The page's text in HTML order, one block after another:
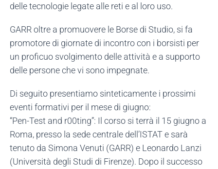
delle tecnologie legate alle reti e al loro uso.
GARR oltre a promuovere le Borse di Studio, si fa
promotore di giornate di incontro con i borsisti per
un proficuo svolgimento delle attività e a supporto
delle persone che vi sono impegnate.
Di seguito presentiamo sinteticamente i prossimi
eventi formativi per il mese di giugno:
“Pen-Test and r00ting”: Il corso si terrà il 15 giugno a
Roma, presso la sede centrale dell’ISTAT e sarà
tenuto da Simona Venuti (GARR) e Leonardo Lanzi
(Università degli Studi di Firenze). Dopo il successo